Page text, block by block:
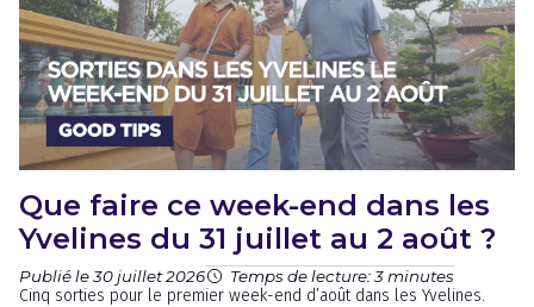
Que faire ce week-end dans les
Yvelines du 31 juillet au 2 août ?
Publié le 30 juillet 2026 Temps de lecture: 3 minutes
Cinq sorties pour le premier week-end d’août dans les Yvelines.